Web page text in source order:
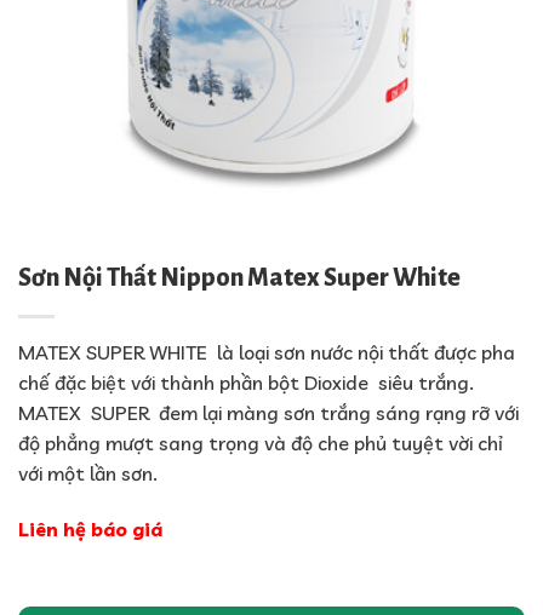
Sơn Nội Thất Nippon Matex Super White
MATEX SUPER WHITE là loại sơn nước nội thất được pha
chế đặc biệt với thành phần bột Dioxide siêu trắng.
MATEX SUPER đem lại màng sơn trắng sáng rạng rỡ với
độ phẳng mượt sang trọng và độ che phủ tuyệt vời chỉ
với một lần sơn.
Liên hệ báo giá